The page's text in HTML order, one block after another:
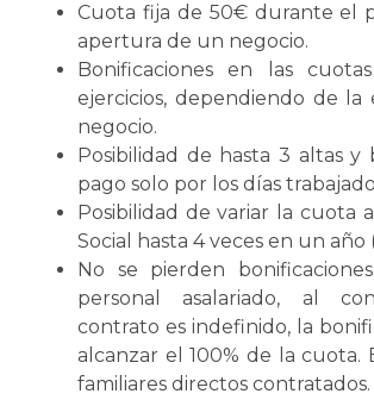
Cuota fija de 50€ durante el
apertura de un negocio.
Bonificaciones en las
ejercicios, dependiendo de la
negocio.
Posibilidad de hasta 3 altas y
pago solo por los días
Posibilidad de variar la cuota
Social hasta 4 veces en un año
No se pierden
personal asalariado, al
contrato es indefinido, la
alcanzar el 100% de la cuota.
familiares directos contratados.